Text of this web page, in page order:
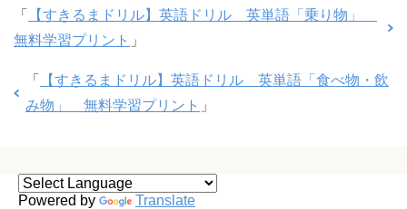
「
【すきるまドリル】英語ドリル 英単語「乗り物」
無料学習プリント 」
「
【すきるまドリル】英語ドリル 英単語「食べ物・飲
み物」 無料学習プリント 」
Powered by Translate